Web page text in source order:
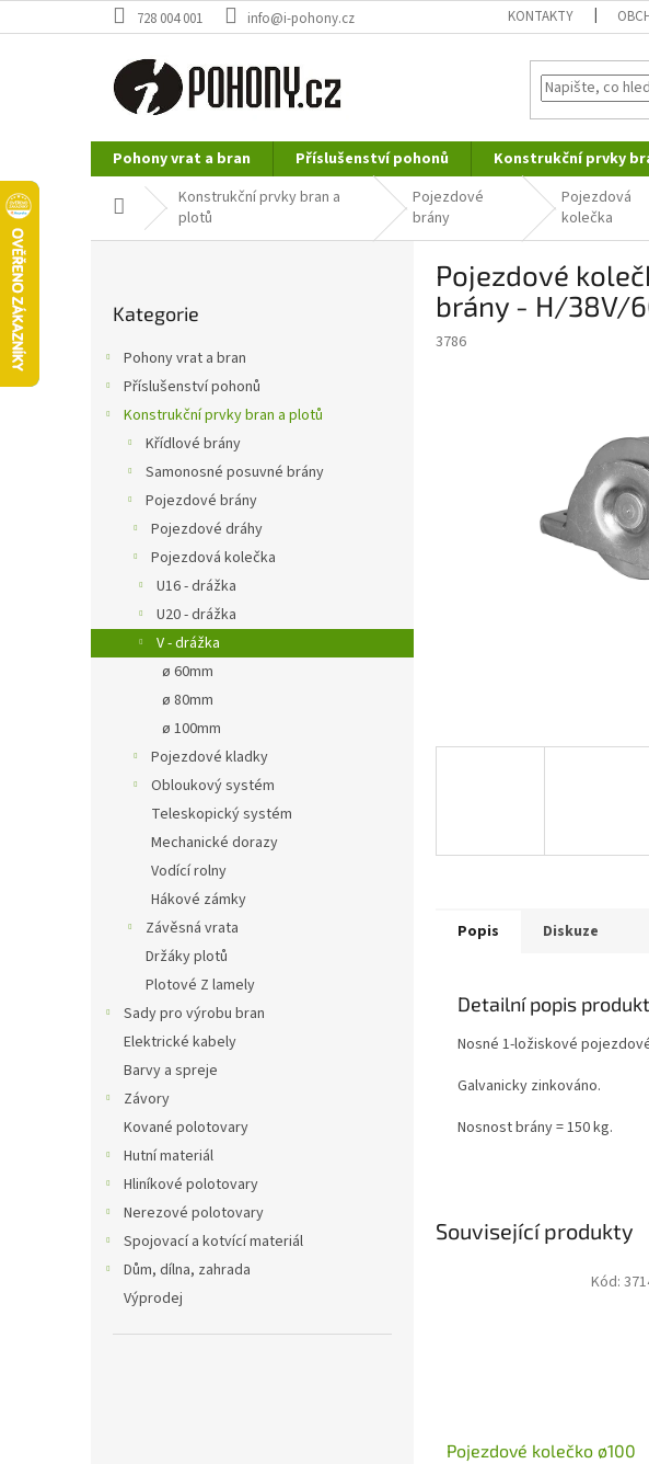
na
728 004 001 info@i-pohony.cz KONTAKTY
Pohony vrat a bran Příslušenství pohonů Konstrukční prvky
Nerezové polotovary
Hutní materiál
Domů Konstrukční prvky bran a
plotů
Pojezdové
brány
Pojezdová
kolečka
kategorie
Kategorie
Pohony vrat a bran
Příslušenství pohonů
Konstrukční prvky bran a plotů
Křídlové brány
Samonosné posuvné brány
Pojezdové brány
Pojezdové dráhy
Pojezdová kolečka
U16 - drážka
U20 - drážka
V - drážka
ø 60mm
ø 80mm
ø 100mm
Pojezdové kladky
Obloukový systém
Teleskopický systém
Mechanické dorazy
Vodící rolny
Hákové zámky
Závěsná vrata
Držáky plotů
Plotové Z lamely
Sady pro výrobu bran
Elektrické kabely
Barvy a spreje
Závory
Kované polotovary
Hutní materiál
Hliníkové polotovary
Nerezové polotovary
Spojovací a kotvící materiál
Dům, dílna, zahrada
Výprodej
Pojezdové
brány - H/38V/
3786
Související produkty
Pojezdové kolečko ø100
Kód:
Popis Diskuze
Detailní popis
Nosné 1-ložiskové
Galvanicky zinkováno.
Nosnost brány = 150 kg.